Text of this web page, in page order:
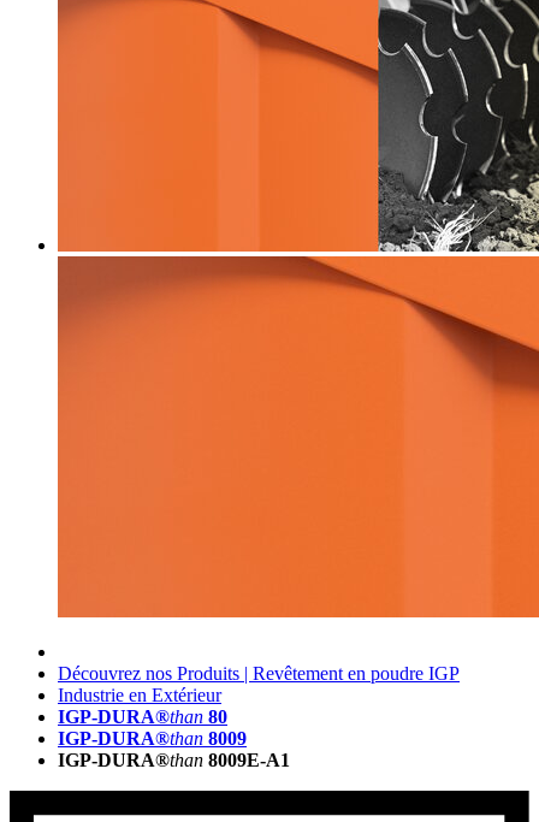
Découvrez nos Produits | Revêtement en poudre IGP
Industrie en Extérieur
IGP-DURA®than 80
IGP-DURA®than 8009
IGP-DURA®than 8009E-A1